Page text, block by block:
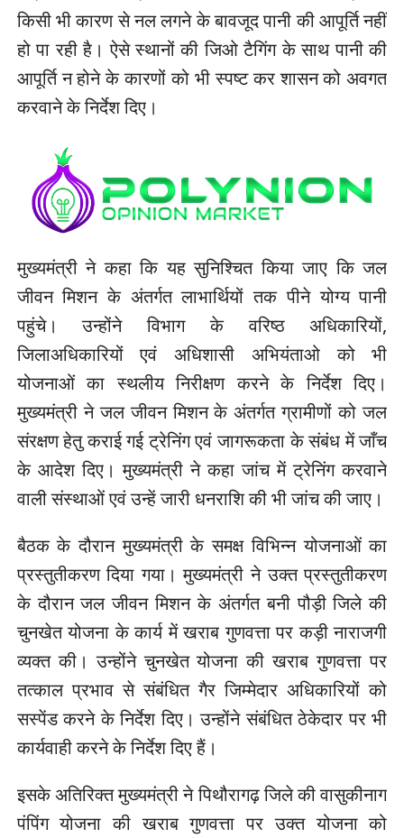
किसी भी कारण से नल लगने के बावजूद पानी की आपूर्ति नहीं
हो पा रही है। ऐसे स्थानों की जिओ टैगिंग के साथ पानी की
आपूर्ति न होने के कारणों को भी स्पष्ट कर शासन को अवगत
करवाने के निर्देश दिए।
मुख्यमंत्री ने कहा कि यह सुनिश्चित किया जाए कि जल
जीवन मिशन के अंतर्गत लाभार्थियों तक पीने योग्य पानी
पहुंचे। उन्होंने विभाग के वरिष्ठ अधिकारियों,
जिलाअधिकारियों एवं अधिशासी अभियंताओ को भी
योजनाओं का स्थलीय निरीक्षण करने के निर्देश दिए।
मुख्यमंत्री ने जल जीवन मिशन के अंतर्गत ग्रामीणों को जल
संरक्षण हेतु कराई गई ट्रेनिंग एवं जागरूकता के संबंध में जाँच
के आदेश दिए। मुख्यमंत्री ने कहा जांच में ट्रेनिंग करवाने
वाली संस्थाओं एवं उन्हें जारी धनराशि की भी जांच की जाए।
बैठक के दौरान मुख्यमंत्री के समक्ष विभिन्न योजनाओं का
प्रस्तुतीकरण दिया गया। मुख्यमंत्री ने उक्त प्रस्तुतीकरण
के दौरान जल जीवन मिशन के अंतर्गत बनी पौड़ी जिले की
चुनखेत योजना के कार्य में खराब गुणवत्ता पर कड़ी नाराजगी
व्यक्त की। उन्होंने चुनखेत योजना की खराब गुणवत्ता पर
तत्काल प्रभाव से संबंधित गैर जिम्मेदार अधिकारियों को
सस्पेंड करने के निर्देश दिए। उन्होंने संबंधित ठेकेदार पर भी
कार्यवाही करने के निर्देश दिए हैं।
इसके अतिरिक्त मुख्यमंत्री ने पिथौरागढ़ जिले की वासुकीनाग
पंपिंग योजना की खराब गुणवत्ता पर उक्त योजना को